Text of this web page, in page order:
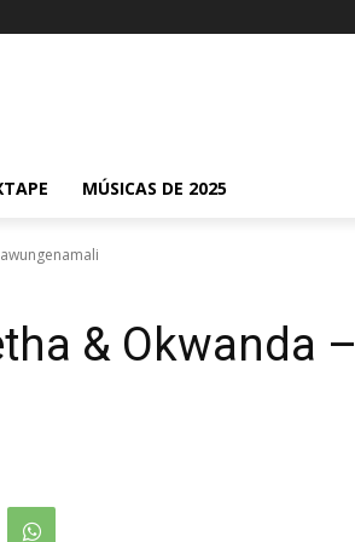
MÚSICAS DE 2025
& Okwanda –